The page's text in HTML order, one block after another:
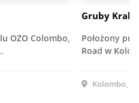
OZO Colombo,
Gruby Krab
Położony
Road w
Kolombo,